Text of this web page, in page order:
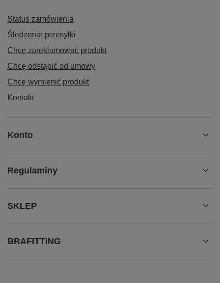
Status zamówienia
Śledzenie przesyłki
Chcę zareklamować produkt
Chcę odstąpić od umowy
Chcę wymienić produkt
Kontakt
Konto
Regulaminy
SKLEP
BRAFITTING